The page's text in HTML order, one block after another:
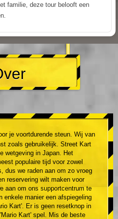
familie, deze tour belooft een
je voortdurende steun. Wij van
zoals gebruikelijk. Street Kart
wetgeving in Japan. Het
populaire tijd voor zowel
dus we raden aan om zo vroeg
reservering wilt maken voor
aan om ons supportcentrum te
enkele manier een afspiegeling
Kart'. Er is geen resetknop in
Kart' spel. Mis de beste